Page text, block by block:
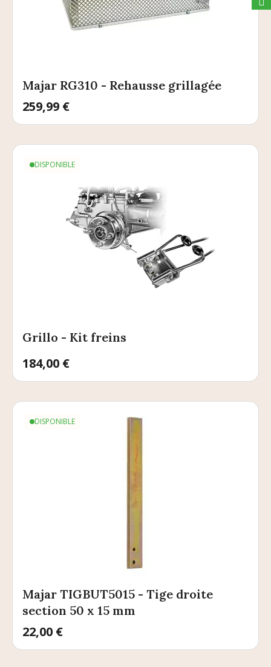
Majar RG310 - Rehausse grillagée
Prix
259,99 €
DISPONIBLE
Grillo - Kit freins
Prix
184,00 €
DISPONIBLE
Majar TIGBUT5015 - Tige droite
section 50 x 15 mm
Prix
22,00 €